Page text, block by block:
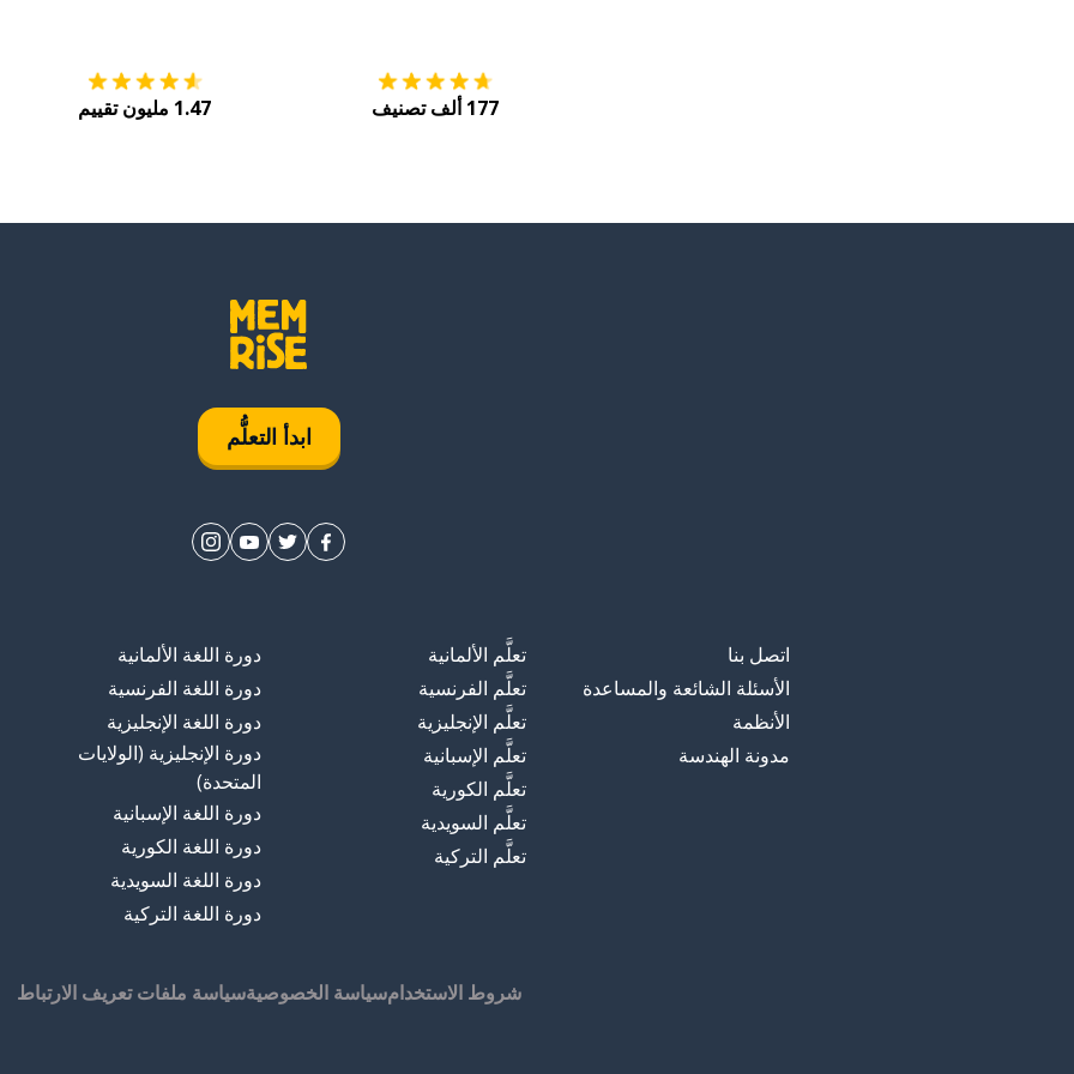
177 ألف تصنيف 1.47 مليون تقييم
ابدأ التعلُّم
اتصل بنا
الأسئلة الشائعة والمساعدة
الأنظمة
مدونة الهندسة
تعلَّم الألمانية
تعلَّم الفرنسية
تعلَّم الإنجليزية
تعلَّم الإسبانية
تعلَّم الكورية
تعلَّم السويدية
تعلَّم التركية
دورة اللغة الألمانية
دورة اللغة الفرنسية
دورة اللغة الإنجليزية
دورة الإنجليزية (الولايات
المتحدة)
دورة اللغة الإسبانية
دورة اللغة الكورية
دورة اللغة السويدية
دورة اللغة التركية
شروط الاستخدامسياسة الخصوصيةسياسة ملفات تعريف الارتباط